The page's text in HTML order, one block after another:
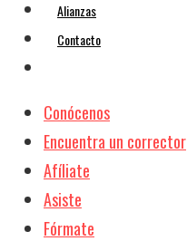
Alianzas
Contacto
Conócenos
Encuentra un corrector
Afíliate
Asiste
Fórmate